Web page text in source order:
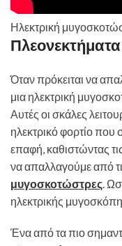
Ηλεκτρική
Πλεονεκτήματα
Όταν πρόκειται να
μια ηλεκτρική
Αυτές οι σκάλες
ηλεκτρικό φορτίο που
επαφή, καθιστώντας
να απαλλαγούμε από
μυγοσκοτώστρες.
ηλεκτρικής
Ένα από τα πιο